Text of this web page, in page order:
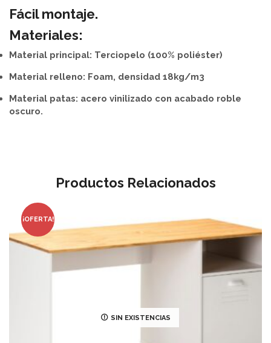
Fácil montaje.
Materiales:
Material principal: Terciopelo (100% poliéster)
Material relleno: Foam, densidad 18kg/m3
Material patas: acero vinilizado con acabado roble
oscuro.
Productos Relacionados
¡OFERTA!
SIN EXISTENCIAS